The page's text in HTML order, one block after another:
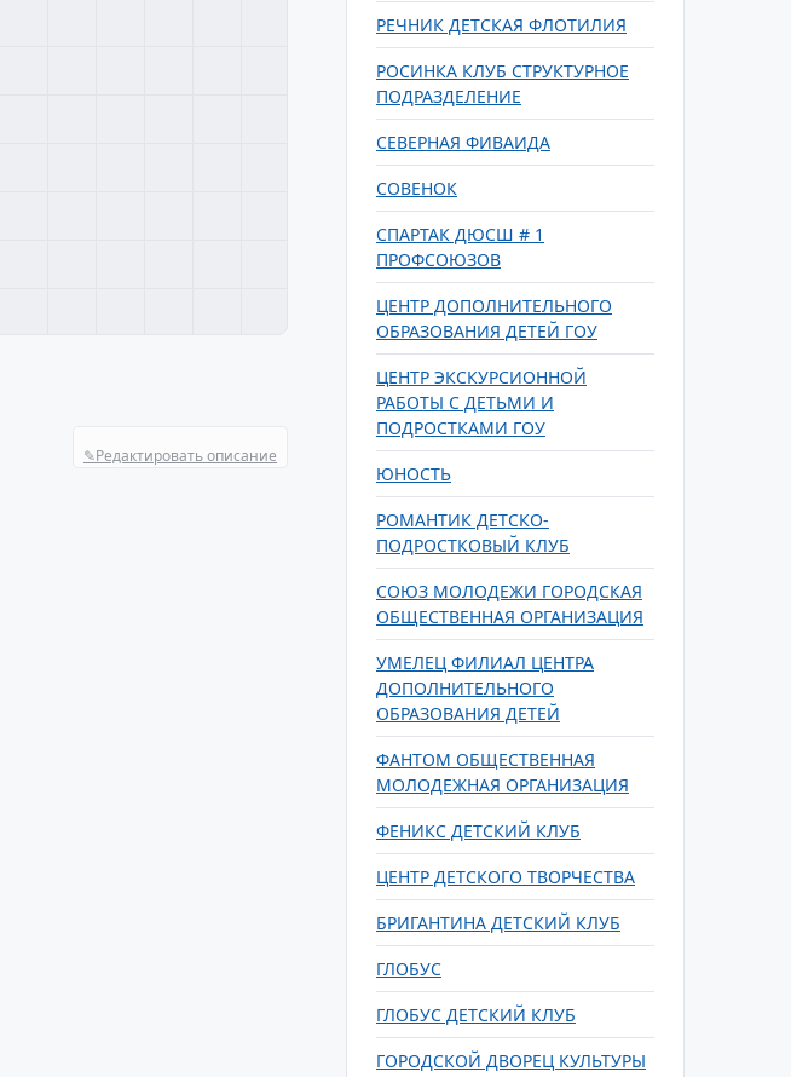
✎Редактировать описание
РЕЧНИК ДЕТСКАЯ ФЛОТИЛИЯ
РОСИНКА КЛУБ СТРУКТУРНОЕ
ПОДРАЗДЕЛЕНИЕ
СЕВЕРНАЯ ФИВАИДА
СОВЕНОК
СПАРТАК ДЮСШ # 1
ПРОФСОЮЗОВ
ЦЕНТР ДОПОЛНИТЕЛЬНОГО
ОБРАЗОВАНИЯ ДЕТЕЙ ГОУ
ЦЕНТР ЭКСКУРСИОННОЙ
РАБОТЫ С ДЕТЬМИ И
ПОДРОСТКАМИ ГОУ
ЮНОСТЬ
РОМАНТИК ДЕТСКО-
ПОДРОСТКОВЫЙ КЛУБ
СОЮЗ МОЛОДЕЖИ ГОРОДСКАЯ
ОБЩЕСТВЕННАЯ ОРГАНИЗАЦИЯ
УМЕЛЕЦ ФИЛИАЛ ЦЕНТРА
ДОПОЛНИТЕЛЬНОГО
ОБРАЗОВАНИЯ ДЕТЕЙ
ФАНТОМ ОБЩЕСТВЕННАЯ
МОЛОДЕЖНАЯ ОРГАНИЗАЦИЯ
ФЕНИКС ДЕТСКИЙ КЛУБ
ЦЕНТР ДЕТСКОГО ТВОРЧЕСТВА
БРИГАНТИНА ДЕТСКИЙ КЛУБ
ГЛОБУС
ГЛОБУС ДЕТСКИЙ КЛУБ
ГОРОДСКОЙ ДВОРЕЦ КУЛЬТУРЫ